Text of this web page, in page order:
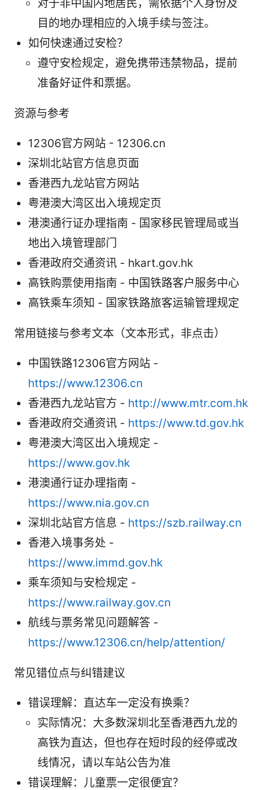
对于非中国内地居民，需依据个人身份及
目的地办理相应的入境手续与签注。
如何快速通过安检？
遵守安检规定，避免携带违禁物品，提前
准备好证件和票据。
资源与参考
12306官方网站 - 12306.cn
深圳北站官方信息页面
香港西九龙站官方网站
粤港澳大湾区出入境规定页
港澳通行证办理指南 - 国家移民管理局或当
地出入境管理部门
香港政府交通资讯 - hkart.gov.hk
高铁购票使用指南 - 中国铁路客户服务中心
高铁乘车须知 - 国家铁路旅客运输管理规定
常用链接与参考文本（文本形式，非点击）
中国铁路12306官方网站 -
https://www.12306.cn
香港西九龙站官方 - http://www.mtr.com.hk
香港政府交通资讯 - https://www.td.gov.hk
粤港澳大湾区出入境规定 -
https://www.gov.hk
港澳通行证办理指南 -
https://www.nia.gov.cn
深圳北站官方信息 - https://szb.railway.cn
香港入境事务处 -
https://www.immd.gov.hk
乘车须知与安检规定 -
https://www.railway.gov.cn
航线与票务常见问题解答 -
https://www.12306.cn/help/attention/
常见错位点与纠错建议
错误理解：直达车一定没有换乘？
实际情况：大多数深圳北至香港西九龙的
高铁为直达，但也存在短时段的经停或改
线情况，请以车站公告为准
错误理解：儿童票一定很便宜？